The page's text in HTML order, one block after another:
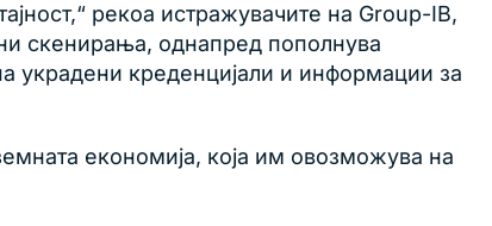
рекоа истражувачите на Group-IB,
скенирања, однапред пополнува
украдени креденцијали и информации за
економија, која им овозможува на